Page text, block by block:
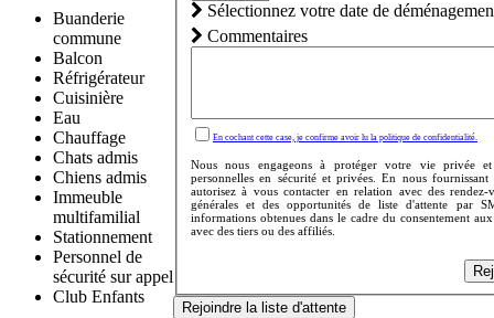
Buanderie
commune
Balcon
Réfrigérateur
Cuisinière
Eau
Chauffage
Chats admis
Chiens admis
Immeuble
multifamilial
Stationnement
Personnel de
sécurité sur appel
Club Enfants
Sélectionnez votre date de
Commentaires
En cochant cette case, je confirme avoir lu la politique de confidentialité.
Nous nous engageons à protéger votre vie privée
personnelles en sécurité et privées. En nous
autorisez à vous contacter en relation avec des rendez-
générales et des opportunités de liste d'attente par
informations obtenues dans le cadre du consentement
avec des tiers ou des affiliés.
Rejoindre la liste d'attente